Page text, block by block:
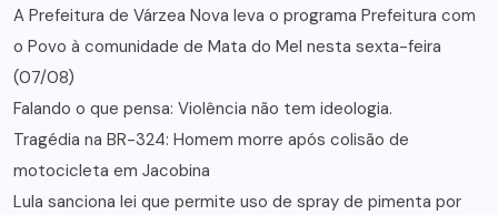
A Prefeitura de Várzea Nova leva o programa Prefeitura com
o Povo à comunidade de Mata do Mel nesta sexta-feira
(07/08)
Falando o que pensa: Violência não tem ideologia.
Tragédia na BR-324: Homem morre após colisão de
motocicleta em Jacobina
Lula sanciona lei que permite uso de spray de pimenta por